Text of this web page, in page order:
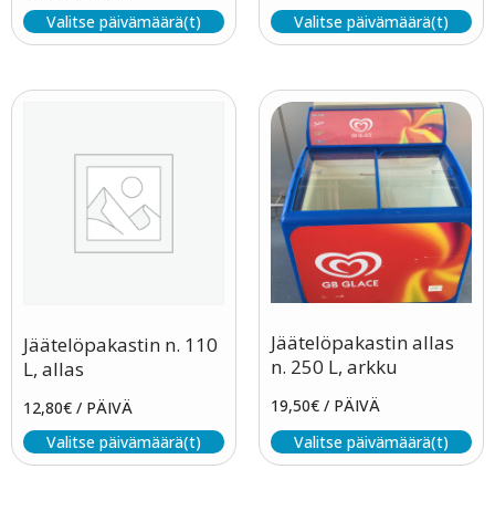
Valitse päivämäärä(t)
Valitse päivämäärä(t)
Jäätelöpakastin n. 110
L, allas
12,80€ / PÄIVÄ
Valitse päivämäärä(t)
Jäätelöpakastin allas
n. 250 L, arkku
19,50€ / PÄIVÄ
Valitse päivämäärä(t)